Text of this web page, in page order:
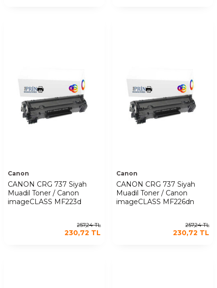
Canon
CANON CRG 737 Siyah
Muadil Toner / Canon
imageCLASS MF223d
257,24TL
230,72 TL
Canon
CANON CRG 737 Siyah
Muadil Toner / Canon
imageCLASS MF226dn
257,24TL
230,72 TL